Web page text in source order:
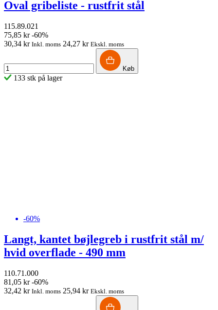
Oval gribeliste - rustfrit stål
115.89.021
75,85 kr -60%
30,34 kr Inkl. moms 24,27 kr Ekskl. moms
Køb
133 stk på lager
-60%
Langt, kantet bøjlegreb i rustfrit stål m/
hvid overflade - 490 mm
110.71.000
81,05 kr -60%
32,42 kr Inkl. moms 25,94 kr Ekskl. moms